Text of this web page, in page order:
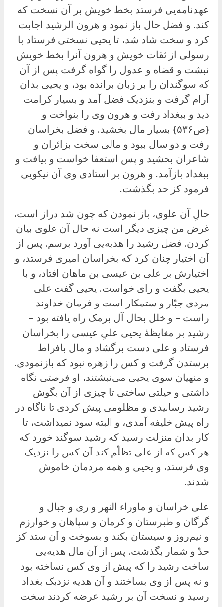
عهدنامه‌یی فرستد بخط خویش بر آن نسخت که
کند. و فضل حال باز نمود و هرون الرشید اجابت
کرد و سخت شاد شد، تا یحیی نسختی فرستاد با
رسولی از ثقات خویش و هرون آنرا بخط خویش
نبشت و قضاه و عدول را گواه گرفت پس از آن
که سوگندان را بر زبان برانده بود، و یحیی بدان
آرام گرفت و بنزدیک فضل آمد و بسیار کرامت
دید و ببغداد رفت و هرون وی را بنواخت و
{ص۵۳۶} بسیار مال بخشید. و فضل بخراسان
رفت و دو سال ببود و مالی سخت بزائران و
شاعران بخشید و پس استعفا خواست و بیافت و
ببغداد بازآمد. و هرون بر استادی وی آن نیکویی
فرمود کز حد بگذشت.
حالِ آن علوی، باز نمودن که چون شد دراز است،
غرض من چیزی دیگر است نه حال آن علوی بیان
کردن. فضل رشید را هدیهیی آورد برسم. پس از
آن اختیار چنان کرد که بخراسان امیری فرستد، و
اختیارش بر على بن عیسی بن ماهان افتاد، و با
یحیى بگفت و رای خواست. یحیی گفت علی
مردی جبّار و ستمکار است و فرمان خداوند
راست – و خلل بحال آل برمک راه یافته بود –
رشید بر مغایظهٔ یحیی علیِ عیسی را بخراسان
فرستاد و على دست برگشاد و مال بافراط
برستدن گرفت و کس را زهره نبود که بازنمودی.
و منهیان سوی یحیی می‌نبشتند، او فرصتی نگاه
داشتی و حیلتی ساختی تا چیزی از آن بگوش
رشید رسانیدی و مظلومی پیش کردی تا ناگاه در
راه پیش خلیفه آمدی، و البته سود نمیداشت، تا
کار بدان منزلت رسید که رشید سوگند خورد که
هر کس که از علی تظلّم کند آن کس را نزدیک
وی فرستد، و یحیی و همه مردمان خاموش
شدند.
على خراسان و ماوراء النهر و ری و جبال و
گرگان و طبرستان و کرمان و سپاهان و خوارزم
و نیم‌روز و سیستان بکند و بسوخت و آن ستد کز
حدّ و شمار بگذشت. پس از آن مال هدیه‌یی
ساخت رشید را که پیش از وی کس نساخته بود
و نه پس از وی بساختند و آن هدیه نزدیک بغداد
رسید و نسخت آن بر رشید عرضه کردند سخت